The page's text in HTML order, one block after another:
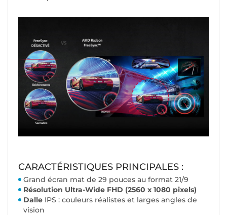
CARACTÉRISTIQUES PRINCIPALES :
Grand écran mat de 29 pouces au format 21/9
Résolution Ultra-Wide FHD (2560 x 1080 pixels)
Dalle IPS : couleurs réalistes et larges angles de
vision